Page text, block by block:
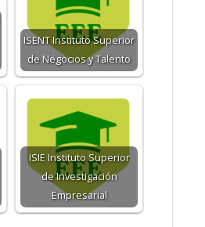
ISENT Instituto Superior
de Negocios y Talento
ISIE Instituto Superior
de Investigación
Empresarial